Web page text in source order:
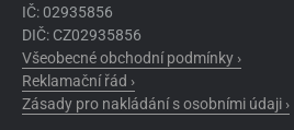
IČ: 02935856
DIČ: CZ02935856
Všeobecné obchodní podmínky ›
Reklamační řád ›
Zásady pro nakládání s osobními údaji ›